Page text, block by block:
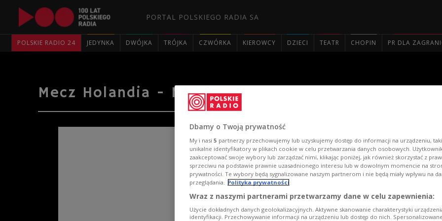
PORTAL POLSKIEGO RADIA SA
POLSKIE RADIO 24 JEDYNKA DWÓJKA TRÓJKA CZWÓRKA KIEROWCY DZIECI TEATR CHOPIN PR DLA
Mecz Holandia - Meksyk
Dbamy o Twoją prywatność
My i nasi 5 partnerzy przechowujemy lub uzyskujemy dostęp do informacji na urządzeniu,
unikalne identyfikatory w plikach cookie w celu przetwarzania danych osobowych.
zaakceptować swoje wybory lub zarządzać nimi, klikając poniżej, jak również skorzystać z
sprzeciwu na podstawie prawnie uzasadnionego interesu lub w dowolnym momencie na
prywatności. Te wybory będą sygnalizowane naszym partnerom i nie będą miały wpływu na
przeglądania. Polityka prywatności
Wraz z naszymi partnerami przetwarzamy dane w celu zapewnienia:
Użycie dokładnych danych geolokalizacyjnych. Aktywne skanowanie charakterystyki
identyfikacji. Przechowywanie informacji na urządzeniu lub dostęp do nich.